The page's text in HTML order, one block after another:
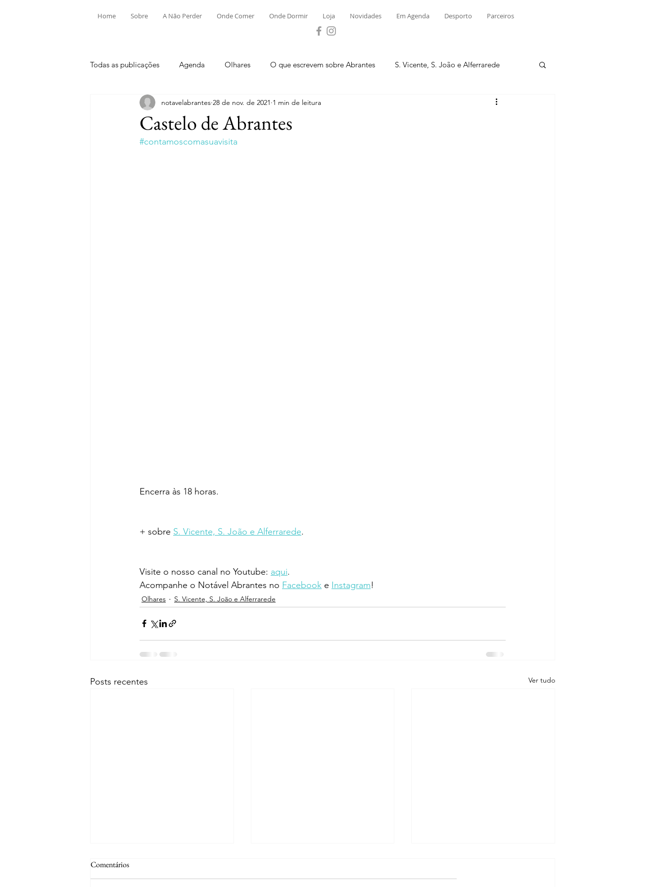
Home Sobre A Não Perder Onde Comer Onde Dormir Loja Novidades Em Agenda Desporto Parceiros
Todas as publicações Agenda Olhares O que escrevem sobre Abrantes S. Vicente, S. João e Alferrarede
Aldeia do Mato e Souto Alvega e Concavada Bemposta
Mouriscas Pego Rio de Moinhos
Castelo de Abrantes
notavelabrantes 28 de nov. de 2021 1 min de leitura
#contamoscomasuavisita
Encerra às 18 horas.
+ sobre S. Vicente, S. João e Alferrarede.
Visite o nosso canal no Youtube: aqui.
Acompanhe o Notável Abrantes no Facebook e Instagram!
Olhares S. Vicente, S. João e Alferrarede
Posts recentes Ver tudo
Comentários